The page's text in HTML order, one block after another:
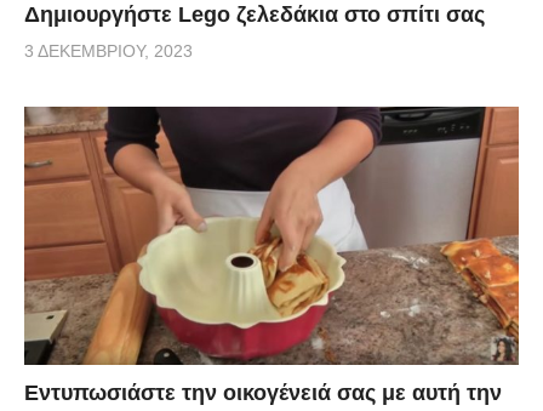
Δημιουργήστε Lego ζελεδάκια στο σπίτι σας
3 ΔΕΚΕΜΒΡΊΟΥ, 2023
Εντυπωσιάστε την οικογένειά σας με αυτή την